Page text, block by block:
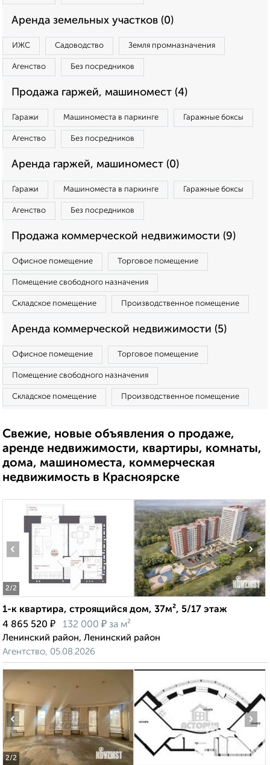
Аренда земельных участков (0)
ИЖС Садоводство Земля промназначения
Агенство Без посредников
Продажа гаржей, машиномест (4)
Гаражи Машиноместа в паркинге Гаражные боксы
Агенство Без посредников
Аренда гаржей, машиномест (0)
Гаражи Машиноместа в паркинге Гаражные боксы
Агенство Без посредников
Продажа коммерческой недвижимости (9)
Офисное помещение Торговое помещение
Помещение свободного назначения
Складское помещение Производственное помещение
Аренда коммерческой недвижимости (5)
Офисное помещение Торговое помещение
Помещение свободного назначения
Складское помещение Производственное помещение
Свежие, новые объявления о продаже,
аренде недвижимости, квартиры, комнаты,
дома, машиноместа, коммерческая
недвижимость в Красноярске
2/2
‹ ›
1-к квартира, строящийся дом, 37м², 5/17 этаж
4 865 520 ₽ 132 000 ₽ за м²
Ленинский район, Ленинский район
Агентство, 05.08.2026
2/2
‹ ›